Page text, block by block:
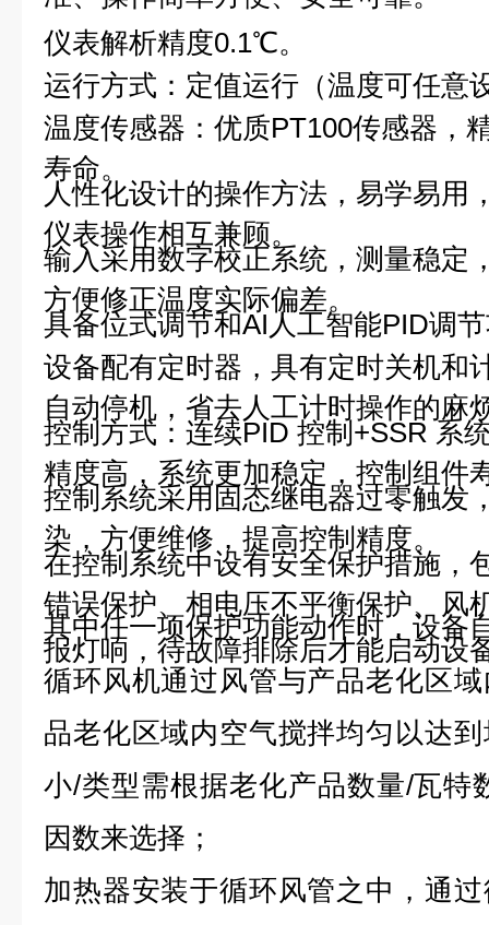
仪表解析精度0.1℃。
运行方式：定值运行（温度可任意
温度传感器：优质PT100传感器，
寿命。
人性化设计的操作方法，易学易用
仪表操作相互兼顾。
输入采用数字校正系统，测量稳定
方便修正温度实际偏差。
具备位式调节和AI人工智能PID调
设备配有定时器，具有定时关机和
自动停机，省去人工计时操作的麻
控制方式：连续PID 控制+SSR 系
精度高，系统更加稳定，控制组件
控制系统采用固态继电器过零触发
染，方便维修，提高控制精度。
在控制系统中设有安全保护措施，
错误保护、相电压不平衡保护、风
其中任一项保护功能动作时，设备
报灯响，待故障排除后才能启动设
循环风机通过风管与产品老化区
品老化区域内空气搅拌均匀以达
小/类型需根据老化产品数量/瓦特
因数来选择；
加热器安装于循环风管之中，通